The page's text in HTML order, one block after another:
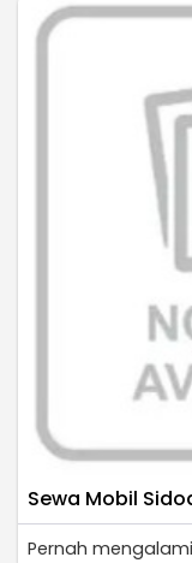
Sewa Mobil
Pernah